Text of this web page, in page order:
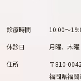
診療時間
10:00～
休診日
月曜、木曜
住所
〒810-0042
福岡県福